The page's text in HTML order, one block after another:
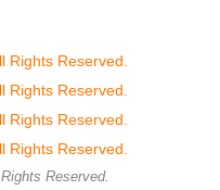
Reserved.